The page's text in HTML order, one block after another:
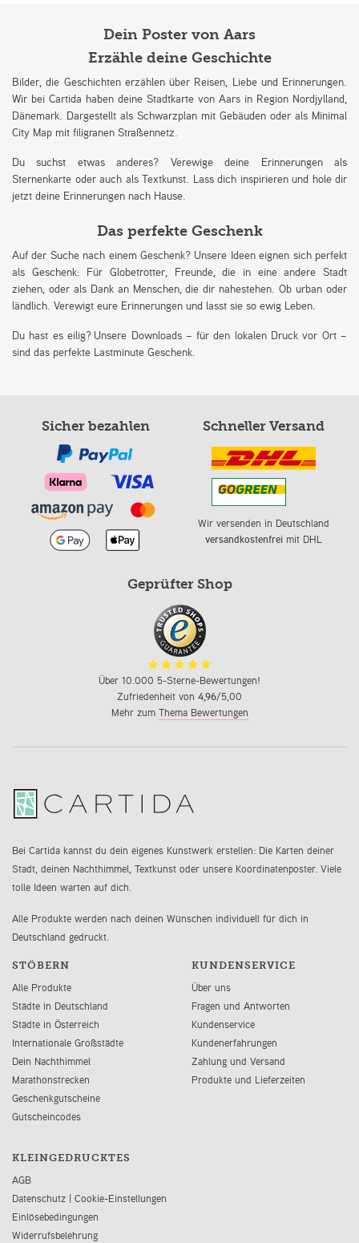
Dein Poster von Aars
Erzähle deine Geschichte
Bilder, die Geschichten erzählen über Reisen, Liebe und Erinnerungen.
Wir bei Cartida haben deine Stadtkarte von Aars in Region Nordjylland,
Dänemark. Dargestellt als Schwarzplan mit Gebäuden oder als Minimal
City Map mit filigranen Straßennetz.
Du suchst etwas anderes? Verewige deine Erinnerungen als
Sternenkarte oder auch als Textkunst. Lass dich inspirieren und hole dir
jetzt deine Erinnerungen nach Hause.
Das perfekte Geschenk
Auf der Suche nach einem Geschenk? Unsere Ideen eignen sich perfekt
als Geschenk: Für Globetrotter, Freunde, die in eine andere Stadt
ziehen, oder als Dank an Menschen, die dir nahestehen. Ob urban oder
ländlich. Verewigt eure Erinnerungen und lasst sie so ewig Leben.
Du hast es eilig? Unsere Downloads – für den lokalen Druck vor Ort –
sind das perfekte Lastminute Geschenk.
Sicher bezahlen Schneller Versand
Wir versenden in Deutschland
versandkostenfreimit DHL
Geprüfter Shop
Über 10.000 5-Sterne-Bewertungen!
Zufriedenheit von 4,96/5,00
Mehr zum Thema Bewertungen
Bei Cartida kannst du dein eigenes Kunstwerk erstellen: Die Karten deiner
Stadt, deinen Nachthimmel, Textkunst oder unsere Koordinatenposter. Viele
tolle Ideen warten auf dich.
Alle Produkte werden nach deinen Wünschen individuell für dich in
Deutschland gedruckt.
STÖBERN
Alle Produkte
Städte in Deutschland
Städte in Österreich
Internationale Großstädte
Dein Nachthimmel
Marathonstrecken
Geschenkgutscheine
Gutscheincodes
KUNDENSERVICE
Über uns
Fragen und Antworten
Kundenservice
Kundenerfahrungen
Zahlung und Versand
Produkte und Lieferzeiten
KLEINGEDRUCKTES
AGB
Datenschutz | Cookie-Einstellungen
Einlösebedingungen
Widerrufsbelehrung